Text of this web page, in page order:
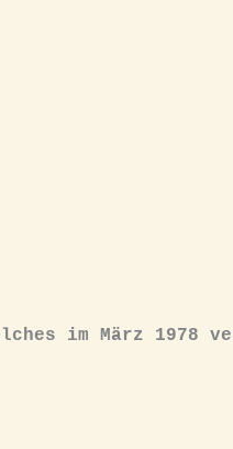
im März 1978